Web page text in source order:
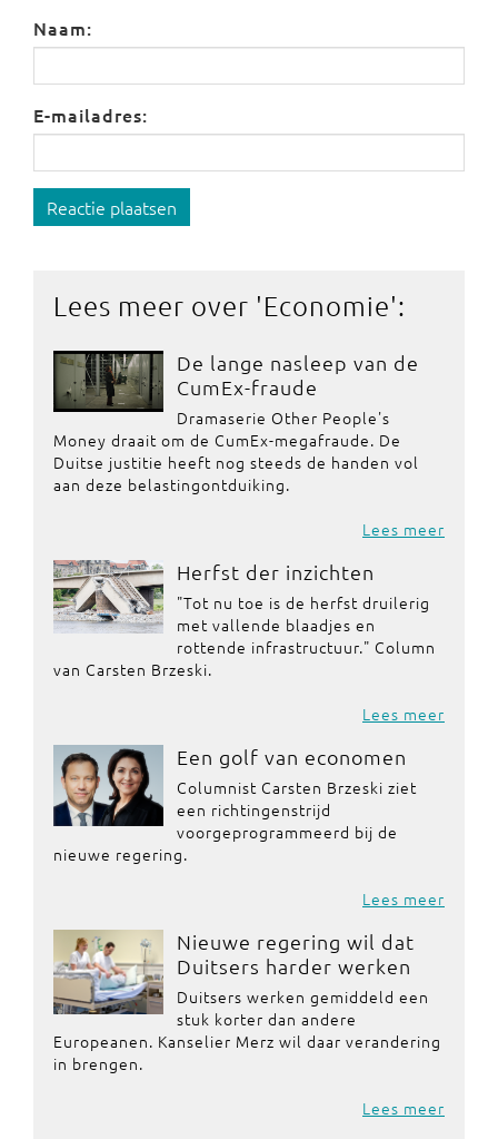
Naam:
E-mailadres:
Reactie plaatsen
Lees meer over 'Economie':
De lange nasleep van de
CumEx-fraude
Dramaserie Other People's
Money draait om de CumEx-megafraude. De
Duitse justitie heeft nog steeds de handen vol
aan deze belastingontduiking.
Lees meer
Herfst der inzichten
"Tot nu toe is de herfst druilerig
met vallende blaadjes en
rottende infrastructuur." Column
van Carsten Brzeski.
Lees meer
Een golf van economen
Columnist Carsten Brzeski ziet
een richtingenstrijd
voorgeprogrammeerd bij de
nieuwe regering.
Lees meer
Nieuwe regering wil dat
Duitsers harder werken
Duitsers werken gemiddeld een
stuk korter dan andere
Europeanen. Kanselier Merz wil daar verandering
in brengen.
Lees meer